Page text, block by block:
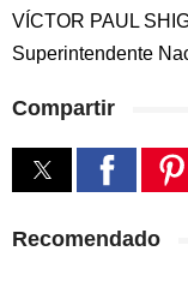
VÍCTOR PAUL
Superintendente
Compartir
Recomendado